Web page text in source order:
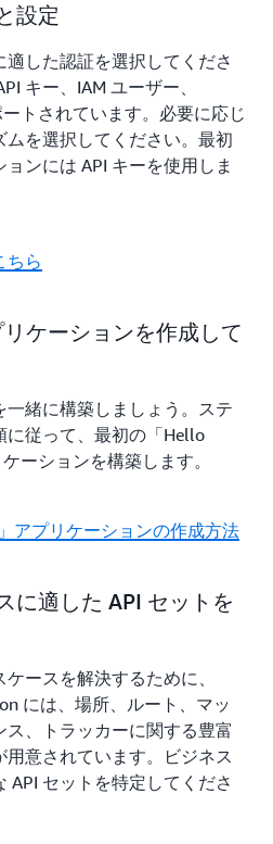
設定
適した認証を選択してくださ
キー、IAM ユーザー、
トされています。必要に応じ
ムを選択してください。最初
ンには API キーを使用しま
ちら
ケーションを作成して
一緒に構築しましょう。ステ
に従って、最初の「Hello
ーションを構築します。
アプリケーションの作成方法
に適した API セットを
ースを解決するために、
には、場所、ルート、マッ
ス、トラッカーに関する豊富
用意されています。ビジネス
API セットを特定してくださ